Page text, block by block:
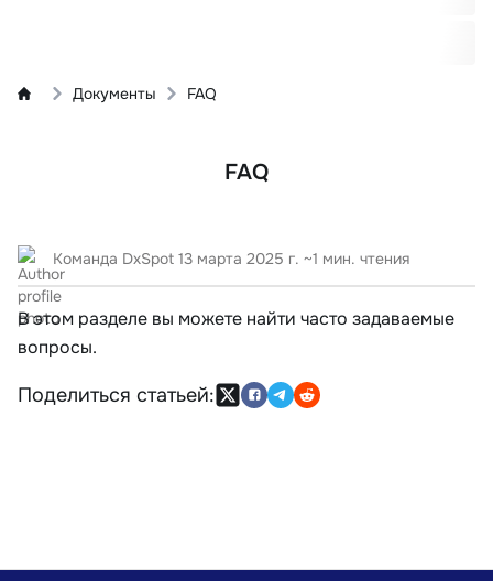
Документы FAQ
FAQ
Команда DxSpot 13 марта 2025 г. ~1 мин. чтения
В этом разделе вы можете найти часто задаваемые
вопросы.
Поделиться статьей: